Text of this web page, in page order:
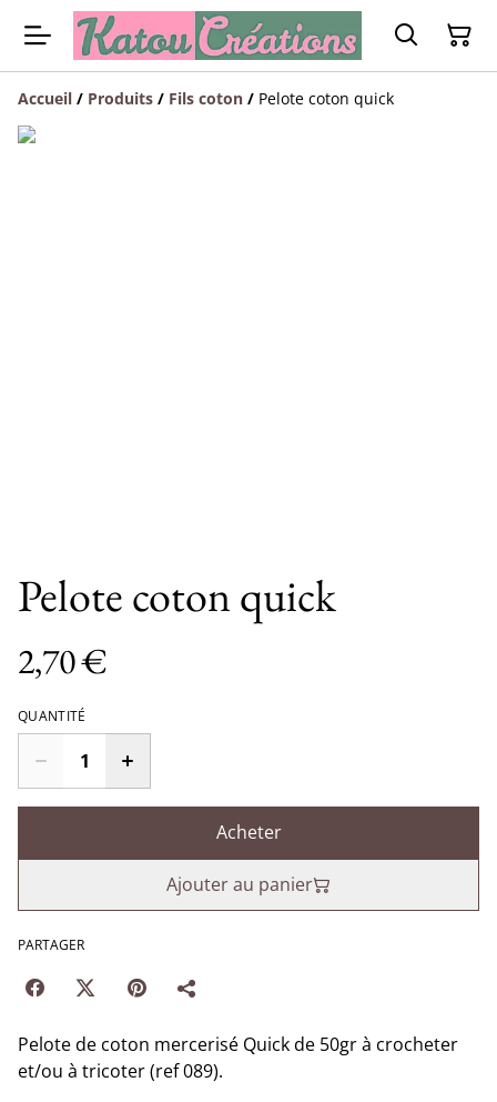
Accueil / Produits / Fils coton / Pelote coton quick
Pelote coton quick
2,70 €
QUANTITÉ
Acheter
Ajouter au panier
PARTAGER
Pelote de coton mercerisé Quick de 50gr à crocheter
et/ou à tricoter (ref 089).